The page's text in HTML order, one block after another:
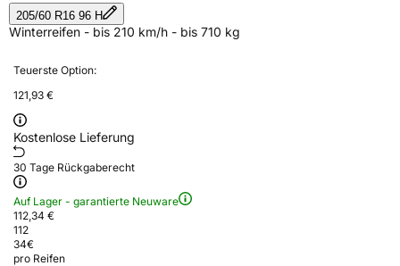
205/60 R16 96 H
Winterreifen - bis 210 km/h - bis 710 kg
Teuerste Option:
121,93 €
Kostenlose Lieferung
30 Tage Rückgaberecht
Auf Lager - garantierte Neuware
112,34 €
112
34€
pro Reifen